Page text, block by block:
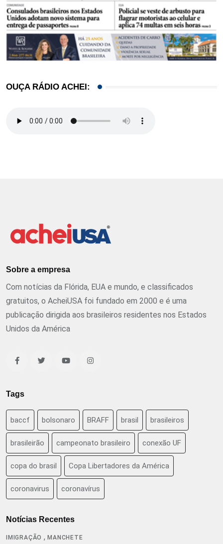
OUÇA RÁDIO ACHEI:
Sobre a empresa
Com notícias da Flórida, EUA e mundo, e classificados
gratuitos, o AcheiUSA foi fundado em 2000 e é uma
publicação dirigida aos brasileiros residentes nos Estados
Unidos da América
Tags
baccf bolsonaro BRAFF brasil brasileiros
brasileirão campeonato brasileiro conexão UF
copa do brasil Copa Libertadores da América
coronavirus coronavírus
Notícias Recentes
IMIGRAÇÃO ,MANCHETE